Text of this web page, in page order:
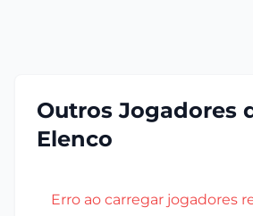
Outros Jogadores
Elenco
Erro ao carregar jogadores